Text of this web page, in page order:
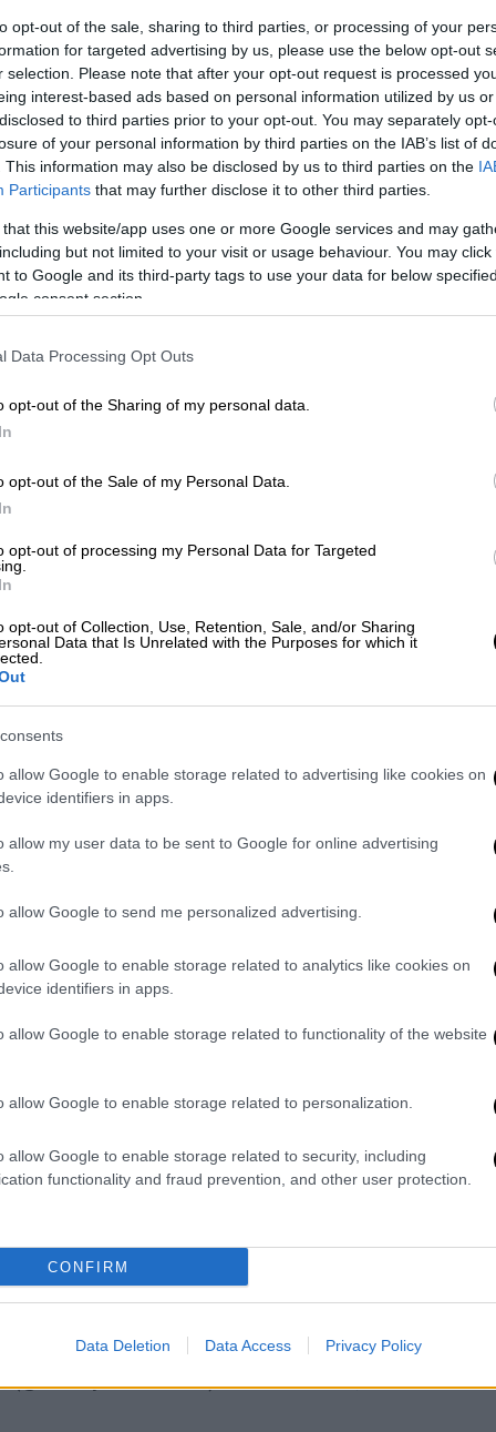
opt-out of the sale, sharing to third parties, or processing of your
for targeted advertising by us, please use the below opt-out
selection. Please note that after your opt-out request is processed
interest-based ads based on personal information utilized by us
to third parties prior to your opt-out. You may separately
of your personal information by third parties on the IAB’s list of
This information may also be disclosed by us to third parties on the
Participants that may further disclose it to other third parties.
that this website/app uses one or more Google services and may
but not limited to your visit or usage behaviour. You may
to Google and its third-party tags to use your data for below
consent section.
Data Processing Opt Outs
opt-out of the Sharing of my personal data.
opt-out of the Sale of my Personal Data.
opt-out of processing my Personal Data for Targeted
opt-out of Collection, Use, Retention, Sale, and/or Sharing
Data that Is Unrelated with the Purposes for which it
allow Google to enable storage related to advertising like cookies on
identifiers in apps.
allow my user data to be sent to Google for online advertising
allow Google to send me personalized advertising.
allow Google to enable storage related to analytics like cookies on
identifiers in apps.
allow Google to enable storage related to functionality of the website
allow Google to enable storage related to personalization.
allow Google to enable storage related to security, including
functionality and fraud prevention, and other user protection.
CONFIRM
Data Deletion Data Access Privacy Policy
μαζικά τηνTwitter μετά το
στους διασωθέντες του πρώτου
σε άνευ όρων, υψηλής έντασης,
να φύγουν.
Μασκ για τους εργαζόμενους να
το απόγευμα της Πέμπτης.
ελέγχου του Ίλον Μασκ επί του Twitter,
3.500 εργαζομένων, που προστίθενται
καλοκαίριεν όψει μόνο της επέλασης
επιλέγουν να αποχωρήσουν.
πρώην συνεργάτες της, αναλυτές και
αρχίσει να αναρωτιούνται
δεν ανησυχεί για τις παραιτήσειςκαι
«Μόλις σπάσαμε ένα ακόμη ρεκόρ όλων
πειρατική σημαία με την νεκροκεφαλή
με κεφάλι πουλιού, το σήμα του
πλατφόρμας...
18, 2022
τους εργαζόμενους ότι τα
προσωρινά κλειστά και θα απαγορεύεται
.Ευχαριστούμε για την ευελιξία
Twitter έχει κατακλυστεί από
Παρασκευσής το #RIPTwitter ήταν
how Twitter’s dead
18, 2022
down.#RIPTwitter